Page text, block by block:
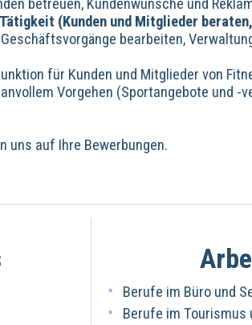
betreuen, Kundenwünsche und
(Kunden und Mitglieder
bearbeiten,
für Kunden und Mitglieder von
Vorgehen (Sportangebote und -
uns auf Ihre Bewerbungen.
Berufe im Büro und
Berufe im